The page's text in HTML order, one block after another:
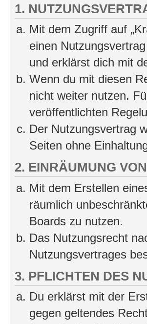
1.
Mit dem Zugriff auf
einen
und erklärst dich mit
Wenn du mit diesen
nicht weiter nutzen.
veröffentlichten
Der Nutzungsvertrag
Seiten ohne
2. EINRÄUMUNG
Mit dem Erstellen
räumlich
Boards zu nutzen.
Das Nutzungsrecht
Nutzungsvertrages
3. PFLICHTEN DES
Du erklärst mit der
gegen geltendes